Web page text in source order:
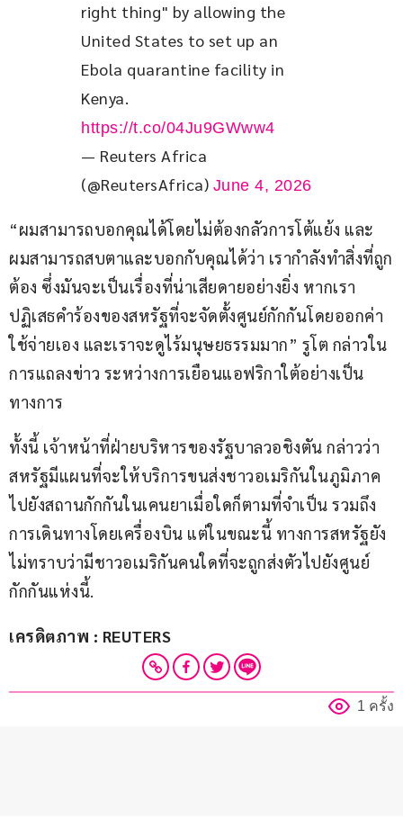
right thing" by allowing the
United States to set up an
Ebola quarantine facility in
Kenya.
https://t.co/04Ju9GWww4
— Reuters Africa
(@ReutersAfrica) June 4, 2026
“ผมสามารถบอกคุณได้โดยไม่ต้องกลัวการโต้แย้ง และ
ผมสามารถสบตาและบอกกับคุณได้ว่า เรากำลังทำสิ่งที่ถูก
ต้อง ซึ่งมันจะเป็นเรื่องที่น่าเสียดายอย่างยิ่ง หากเรา
ปฏิเสธคำร้องของสหรัฐที่จะจัดตั้งศูนย์กักกันโดยออกค่า
ใช้จ่ายเอง และเราจะดูไร้มนุษยธรรมมาก” รูโต กล่าวใน
การแถลงข่าว ระหว่างการเยือนแอฟริกาใต้อย่างเป็น
ทางการ
ทั้งนี้ เจ้าหน้าที่ฝ่ายบริหารของรัฐบาลวอชิงตัน กล่าวว่า
สหรัฐมีแผนที่จะให้บริการขนส่งชาวอเมริกันในภูมิภาค
ไปยังสถานกักกันในเคนยาเมื่อใดก็ตามที่จำเป็น รวมถึง
การเดินทางโดยเครื่องบิน แต่ในขณะนี้ ทางการสหรัฐยัง
ไม่ทราบว่ามีชาวอเมริกันคนใดที่จะถูกส่งตัวไปยังศูนย์
กักกันแห่งนี้.
เครดิตภาพ : REUTERS
1 ครั้ง